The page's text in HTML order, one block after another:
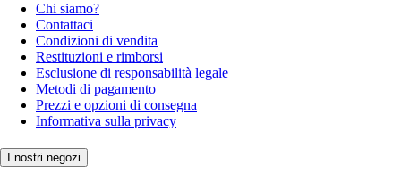
Chi siamo?
Contattaci
Condizioni di vendita
Restituzioni e rimborsi
Esclusione di responsabilità legale
Metodi di pagamento
Prezzi e opzioni di consegna
Informativa sulla privacy
I nostri negozi